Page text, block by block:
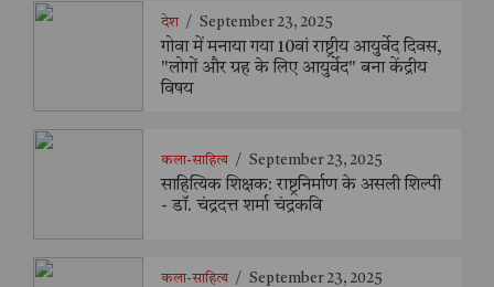
देश / September 23, 2025
गोवा में मनाया गया 10वां राष्ट्रीय आयुर्वेद दिवस,
"लोगों और ग्रह के लिए आयुर्वेद" बना केंद्रीय
विषय
कला-साहित्य / September 23, 2025
साहित्यिक शिक्षक: राष्ट्रनिर्माण के असली शिल्पी
- डॉ. चंद्रदत्त शर्मा चंद्रकवि
कला-साहित्य / September 23, 2025